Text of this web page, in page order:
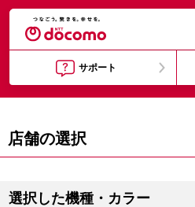
サポート
店舗の選択
選択した機種・カラー